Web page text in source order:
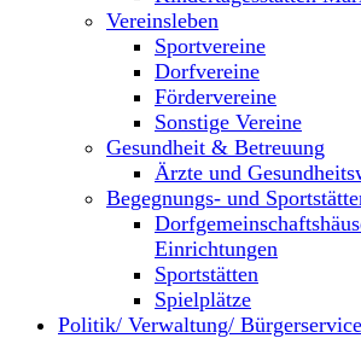
Vereinsleben
Sportvereine
Dorfvereine
Fördervereine
Sonstige Vereine
Gesundheit & Betreuung
Ärzte und
Begegnungs- und
Einrichtungen
Sportstätten
Spielplätze
Politik/ Verwaltung/ Bürgerservice